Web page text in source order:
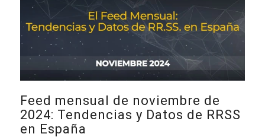
Feed mensual de noviembre de
2024: Tendencias y Datos de RRSS
en España